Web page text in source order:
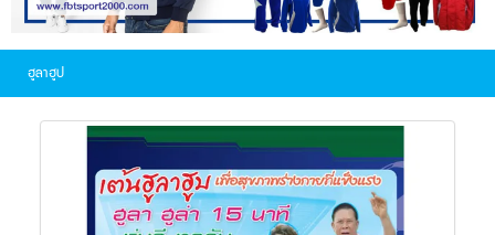
ฮูลาฮูป